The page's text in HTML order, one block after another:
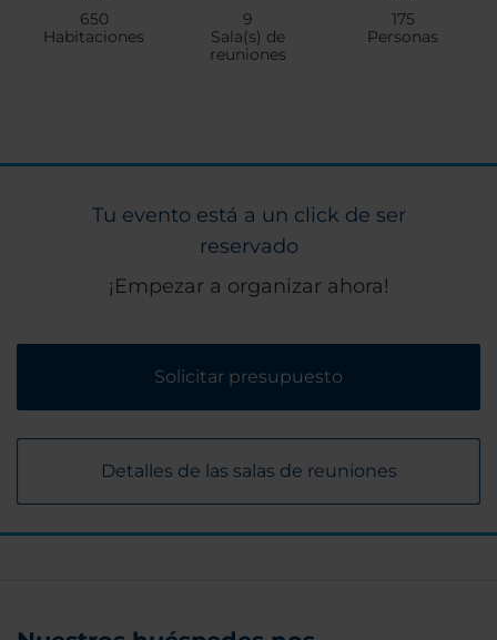
650
Habitaciones
9
Sala(s) de
reuniones
175
Personas
Tu evento está a un click de ser
reservado
¡Empezar a organizar ahora!
Solicitar presupuesto
Detalles de las salas de reuniones